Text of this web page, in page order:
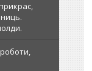
роботи,